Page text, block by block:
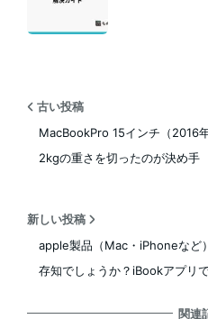
古い投稿
MacBookPro 15インチ（2016
2kgの重さを切ったのが決め手
新しい投稿
apple製品（Mac・iPhoneなど
存知でしょうか？iBookアプリ
関連